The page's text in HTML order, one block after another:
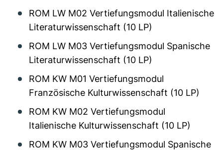
ROM LW M02 Vertiefungsmodul Italienische
Literaturwissenschaft (10 LP)
ROM LW M03 Vertiefungsmodul Spanische
Literaturwissenschaft (10 LP)
ROM KW M01 Vertiefungsmodul
Französische Kulturwissenschaft (10 LP)
ROM KW M02 Vertiefungsmodul
Italienische Kulturwissenschaft (10 LP)
ROM KW M03 Vertiefungsmodul Spanische